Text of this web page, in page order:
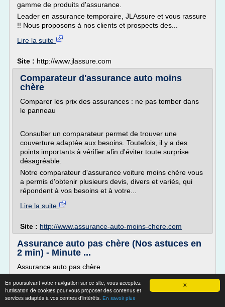
X
En poursuivant votre navigation sur ce site, vous acceptez
l'utilisation de cookies pour vous proposer des contenus et
services adaptés à vos centres d'intérêts. En savoir plus
gamme de produits d'assurance.
Leader en assurance temporaire, JLAssure et vous rassure
!! Nous proposons à nos clients et prospects des...
Lire la suite
Site : http://www.jlassure.com
Comparateur d'assurance auto moins
chère
Comparer les prix des assurances : ne pas tomber dans
le panneau
Consulter un comparateur permet de trouver une
couverture adaptée aux besoins. Toutefois, il y a des
points importants à vérifier afin d'éviter toute surprise
désagréable.
Notre comparateur d'assurance voiture moins chère vous
a permis d'obtenir plusieurs devis, divers et variés, qui
répondent à vos besoins et à votre...
Lire la suite
Site : http://www.assurance-auto-moins-chere.com
Assurance auto pas chère (Nos astuces en
2 min) - Minute ...
Assurance auto pas chère
Les primes d'assurance auto peuvent aller du simple au
double suivant les compagnies. Cependant, il est toujours